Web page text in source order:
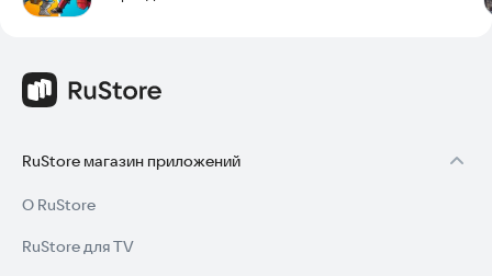
RuStore магазин приложений
О RuStore
RuStore для TV